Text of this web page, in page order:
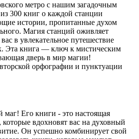
метро с нашим загадочным
300 книг о каждой станции
истории, пропитанные духом
Магия станций оживляет
в увлекательное путешествие
Эта книга — ключ к мистическим
дверь в мир магии!
орфографии и пунктуации
маг! Его книги - это настоящая
вдохновят вас на духовный
Он успешно комбинирует свой